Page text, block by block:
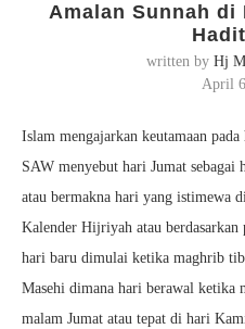
Amalan Sunnah di
written by Hj
April
Islam mengajarkan keutamaan
SAW menyebut hari Jumat
atau bermakna hari yang istimewa
Kalender Hijriyah atau
hari baru dimulai ketika maghrib
Masehi dimana hari berawal ketika
malam Jumat atau tepat di hari